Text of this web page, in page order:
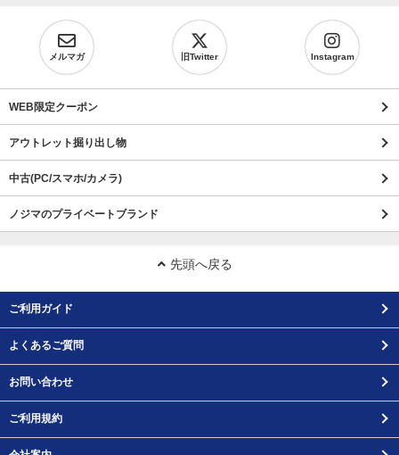
メルマガ 旧Twitter Instagram
WEB限定クーポン
アウトレット掘り出し物
中古(PC/スマホ/カメラ)
ノジマのプライベートブランド
先頭へ戻る
ご利用ガイド
よくあるご質問
お問い合わせ
ご利用規約